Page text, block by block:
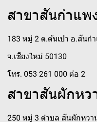
สาขาสันกำแพ
183 หมู่ 2 ต.ต้นเปา อ.สันก
จ.เชียงใหม่ 50130
โทร. 053 261 000 ต่อ 2
สาขาสันผักหว
250 หมู่ 3 ตำบล สันผักหวา